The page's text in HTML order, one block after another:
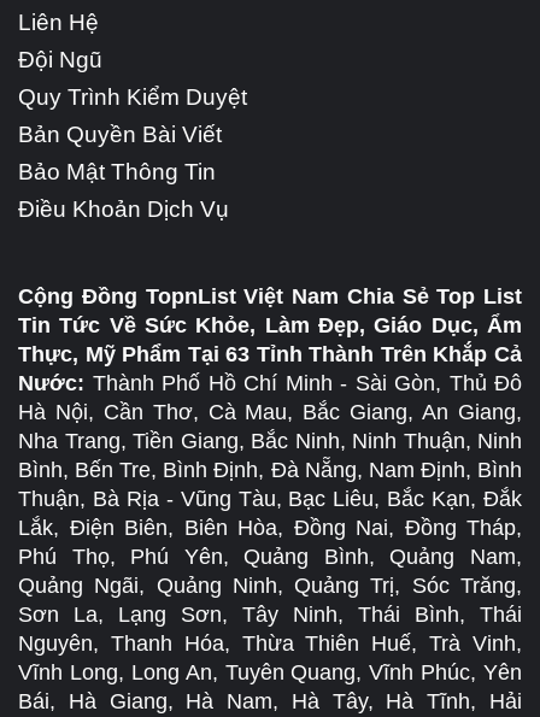
Liên Hệ
Đội Ngũ
Quy Trình Kiểm Duyệt
Bản Quyền Bài Viết
Bảo Mật Thông Tin
Điều Khoản Dịch Vụ
Cộng Đồng TopnList Việt Nam Chia Sẻ Top List
Tin Tức Về Sức Khỏe, Làm Đẹp, Giáo Dục, Ẩm
Thực, Mỹ Phẩm Tại 63 Tỉnh Thành Trên Khắp Cả
Nước: Thành Phố Hồ Chí Minh - Sài Gòn, Thủ Đô
Hà Nội, Cần Thơ, Cà Mau, Bắc Giang, An Giang,
Nha Trang, Tiền Giang, Bắc Ninh, Ninh Thuận, Ninh
Bình, Bến Tre, Bình Định, Đà Nẵng, Nam Định, Bình
Thuận, Bà Rịa - Vũng Tàu, Bạc Liêu, Bắc Kạn, Đắk
Lắk, Điện Biên, Biên Hòa, Đồng Nai, Đồng Tháp,
Phú Thọ, Phú Yên, Quảng Bình, Quảng Nam,
Quảng Ngãi, Quảng Ninh, Quảng Trị, Sóc Trăng,
Sơn La, Lạng Sơn, Tây Ninh, Thái Bình, Thái
Nguyên, Thanh Hóa, Thừa Thiên Huế, Trà Vinh,
Vĩnh Long, Long An, Tuyên Quang, Vĩnh Phúc, Yên
Bái, Hà Giang, Hà Nam, Hà Tây, Hà Tĩnh, Hải